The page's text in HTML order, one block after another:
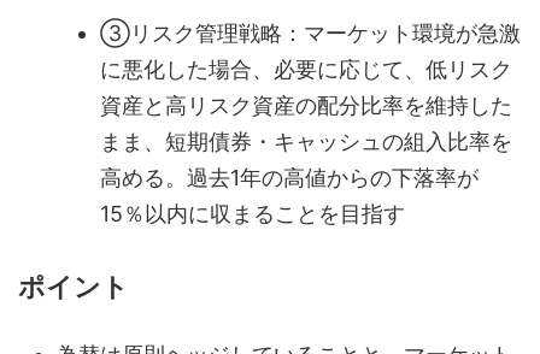
③リスク管理戦略：マーケット環境が急激
に悪化した場合、必要に応じて、低リスク
資産と高リスク資産の配分比率を維持した
まま、短期債券・キャッシュの組入比率を
高める。過去1年の高値からの下落率が
15％以内に収まることを目指す
ポイント